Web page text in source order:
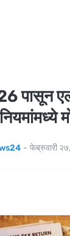
पासून
- फेब्रुवारी